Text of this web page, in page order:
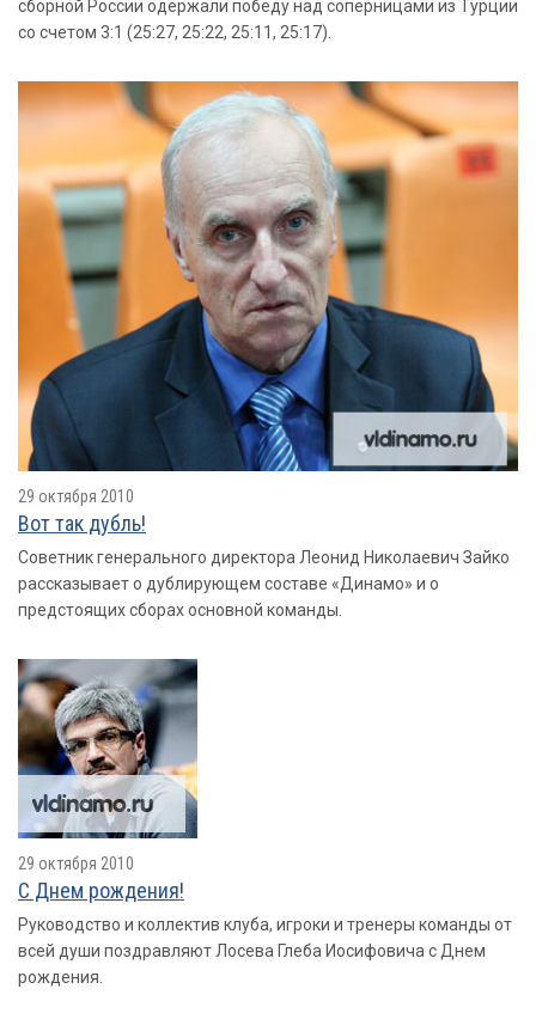
сборной России одержали победу над соперницами из Турции
со счетом 3:1 (25:27, 25:22, 25:11, 25:17).
29 октября 2010
Вот так дубль!
Советник генерального директора Леонид Николаевич Зайко
рассказывает о дублирующем составе «Динамо» и о
предстоящих сборах основной команды.
29 октября 2010
С Днем рождения!
Руководство и коллектив клуба, игроки и тренеры команды от
всей души поздравляют Лосева Глеба Иосифовича с Днем
рождения.